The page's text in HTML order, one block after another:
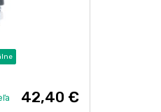
42,40 €